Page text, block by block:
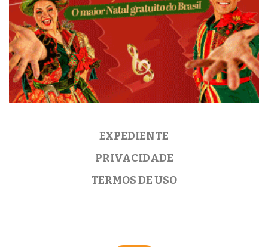
EXPEDIENTE
PRIVACIDADE
TERMOS DE USO